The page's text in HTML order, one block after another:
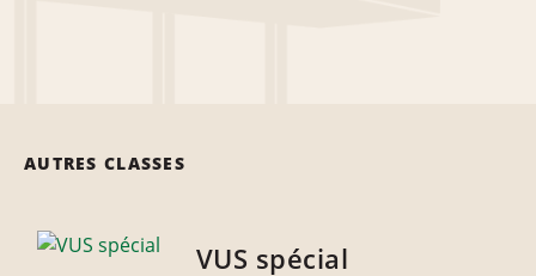
AUTRES CLASSES
VUS spécial